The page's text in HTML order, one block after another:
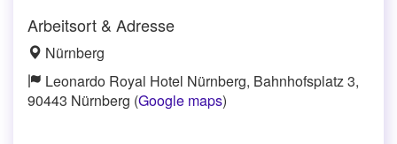
Arbeitsort & Adresse
Nürnberg
Leonardo Royal Hotel Nürnberg, Bahnhofsplatz 3,
90443 Nürnberg (Google maps)